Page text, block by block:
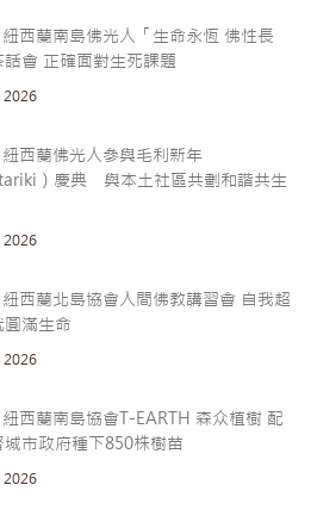
西蘭南島佛光人「生命永恆 佛性長
話會 正確面對生死課題
2026
西蘭佛光人參與毛利新年
）慶典 與本土社區共劃和諧共生
2026
西蘭北島協會人間佛教講習會 自我超
圓滿生命
2026
西蘭南島協會T-EARTH 森众植樹 配
城市政府種下850株樹苗
2026